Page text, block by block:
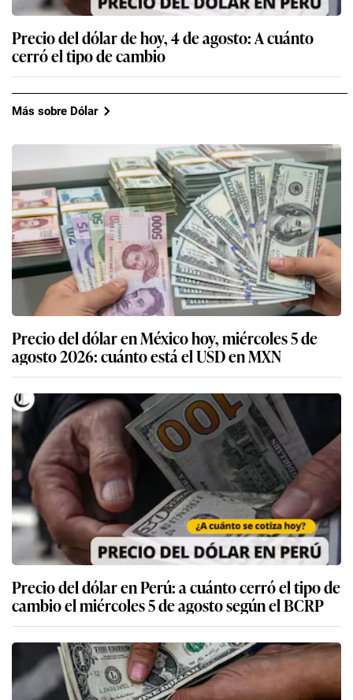
Precio del dólar de hoy, 4 de agosto: A cuánto
cerró el tipo de cambio
Más sobre Dólar
Precio del dólar en México hoy, miércoles 5 de
agosto 2026: cuánto está el USD en MXN
Precio del dólar en Perú: a cuánto cerró el tipo de
cambio el miércoles 5 de agosto según el BCRP